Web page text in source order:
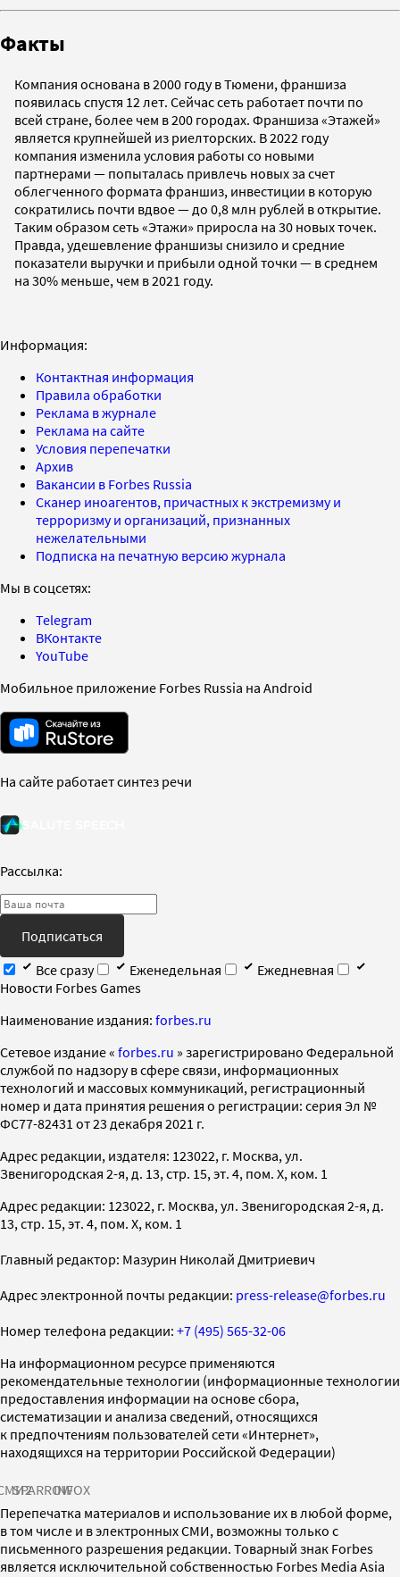
Факты
Компания основана в 2000 году в Тюмени, франшиза
появилась спустя 12 лет. Сейчас сеть работает почти по
всей стране, более чем в 200 городах. Франшиза «Этажей»
является крупнейшей из риелторских. В 2022 году
компания изменила условия работы со новыми
партнерами — попыталась привлечь новых за счет
облегченного формата франшиз, инвестиции в которую
сократились почти вдвое — до 0,8 млн рублей в открытие.
Таким образом сеть «Этажи» приросла на 30 новых точек.
Правда, удешевление франшизы снизило и средние
показатели выручки и прибыли одной точки — в среднем
на 30% меньше, чем в 2021 году.
Информация:
Контактная информация
Правила обработки
Реклама в журнале
Реклама на сайте
Условия перепечатки
Архив
Вакансии в Forbes Russia
Сканер иноагентов, причастных к экстремизму и
терроризму и организаций, признанных
нежелательными
Подписка на печатную версию журнала
Мы в соцсетях:
Telegram
ВКонтакте
YouTube
Мобильное приложение Forbes Russia на Android
На сайте работает синтез речи
Рассылка:
Подписаться
Все сразу
Еженедельная
Ежедневная
Новости Forbes Games
Наименование издания: forbes.ru
Cетевое издание « forbes.ru » зарегистрировано Федеральной
службой по надзору в сфере связи, информационных
технологий и массовых коммуникаций, регистрационный
номер и дата принятия решения о регистрации: серия Эл №
ФС77-82431 от 23 декабря 2021 г.
Адрес редакции, издателя: 123022, г. Москва, ул.
Звенигородская 2-я, д. 13, стр. 15, эт. 4, пом. X, ком. 1
Адрес редакции: 123022, г. Москва, ул. Звенигородская 2-я, д.
13, стр. 15, эт. 4, пом. X, ком. 1
Главный редактор: Мазурин Николай Дмитриевич
Адрес электронной почты редакции: press-release@forbes.ru
Номер телефона редакции: +7 (495) 565-32-06
На информационном ресурсе применяются
рекомендательные технологии (информационные технологии
предоставления информации на основе сбора,
систематизации и анализа сведений, относящихся
к предпочтениям пользователей сети «Интернет»,
находящихся на территории Российской Федерации)
SPARROWINFOX
Перепечатка материалов и использование их в любой форме,
в том числе и в электронных СМИ, возможны только с
письменного разрешения редакции. Товарный знак Forbes
является исключительной собственностью Forbes Media Asia